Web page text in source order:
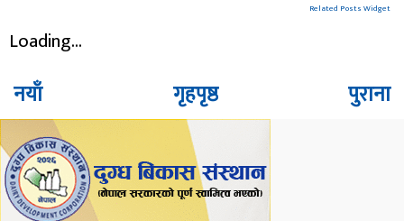
Related Posts Widget
Loading...
नयाँ पुराना
गृहपृष्ठ